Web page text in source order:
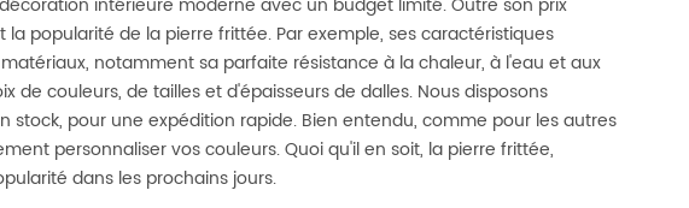
popularité de la pierre frittée. Par exemple, ses caractéristiques
notamment sa parfaite résistance à la chaleur, à l'eau et aux
de couleurs, de tailles et d'épaisseurs de dalles. Nous disposons
pour une expédition rapide. Bien entendu, comme pour les autres
personnaliser vos couleurs. Quoi qu'il en soit, la pierre frittée,
dans les prochains jours.